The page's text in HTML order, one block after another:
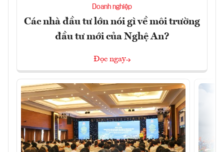
Doanh nghiệp
Các nhà đầu tư lớn nói gì về môi trường
đầu tư mới của Nghệ An?
Đọc ngay